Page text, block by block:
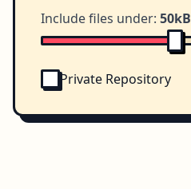
Include files under: 50kB
Private Repository